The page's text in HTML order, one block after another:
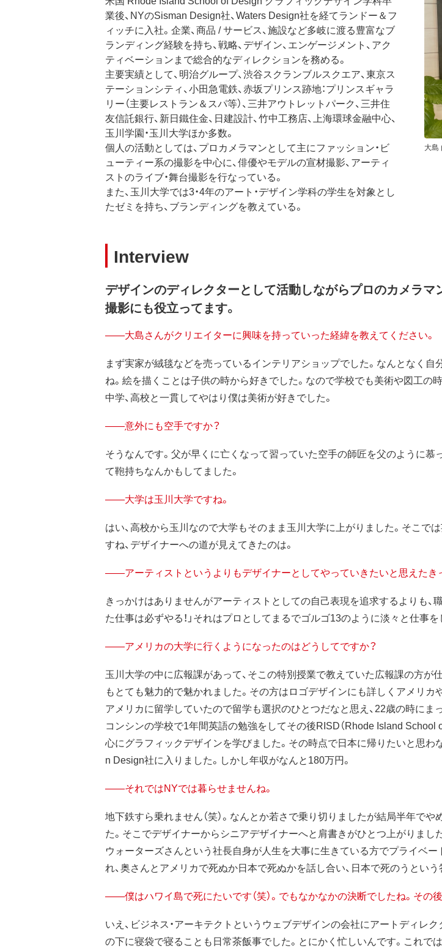
大島
業後、NYのSisman Design社、Waters Design社を経てランドー＆フ
ィッチに入社。企業、商品 / サービス、施設など多岐に渡る豊富なブ
ランディング経験を持ち、戦略、デザイン、エンゲージメント、アク
ティベーションまで総合的なディレクションを務める。
主要実績として、明治グループ、渋谷スクランブルスクエア、東京ス
テーションシティ、小田急電鉄、赤坂プリンス跡地：プリンスギャラ
リー（主要レストラン＆スパ等）、三井アウトレットパーク、三井住
友信託銀行、新日鐵住金、日建設計、竹中工務店、上海環球金融中心、
玉川学園・玉川大学ほか多数。
個人の活動としては、プロカメラマンとして主にファッション・ビ
ューティー系の撮影を中心に、俳優やモデルの宣材撮影、アーティ
ストのライブ・舞台撮影を行なっている。
また、玉川大学では3・4年のアート・デザイン学科の学生を対象とし
たゼミを持ち、ブランディングを教えている。
Interview
デザインのディレクターとして活動しながらプロのカメラ
撮影にも役立ってます。
——大島さんがクリエイターに興味を持っていった経緯を教えてください。
まず実家が絨毯などを売っているインテリアショップでした。なんとなく
ね。絵を描くことは子供の時から好きでした。なので学校でも美術や図工
中学、高校と一貫してやはり僕は美術が好きでした。
——意外にも空手ですか？
そうなんです。父が早くに亡くなって習っていた空手の師匠を父のように
て鞄持ちなんかもしてました。
——大学は玉川大学ですね。
はい、高校から玉川なので大学もそのまま玉川大学に上がりました。そこ
すね、デザイナーへの道が見えてきたのは。
——アーティストというよりもデザイナーとしてやっていきたいと思えたき
きっかけはありませんがアーティストとしての自己表現を追求するよりも、
た仕事は必ずやる！」それはプロとしてまるでゴルゴ13のように淡々と仕事
——アメリカの大学に行くようになったのはどうしてですか？
玉川大学の中に広報課があって、そこの特別授業で教えていた広報課の方
もとても魅力的で魅かれました。その方はロゴデザインにも詳しくアメリ
アメリカに留学していたので留学も選択のひとつだなと思え、22歳の時に
コンシンの学校で1年間英語の勉強をしてその後RISD（Rhode Island
心にグラフィックデザインを学びました。その時点で日本に帰りたいと思
n Design社に入りました。しかし年収がなんと180万円。
——それではNYでは暮らせませんね。
地下鉄すら乗れません（笑）。なんとか若さで乗り切りましたが結局半年で
た。そこでデザイナーからシニアデザイナーへと肩書きがひとつ上がりまし
ウォーターズさんという社長自身が人生を大事に生きている方でプライベ
れ、奥さんとアメリカで死ぬか日本で死ぬかを話し合い、日本で死のうとい
——僕はハワイ島で死にたいです（笑）。でもなかなかの決断でしたね。その
いえ、ビジネス・アーキテクトというウェブデザインの会社にアートディレ
の下に寝袋で寝ることも日常茶飯事でした。とにかく忙しいんです。これ